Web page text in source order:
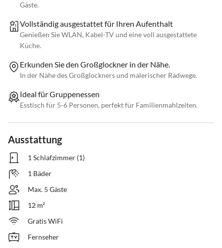
Gäste.
Vollständig ausgestattet für Ihren Aufenthalt
Genießen Sie WLAN, Kabel-TV und eine voll ausgestattete
Küche.
Erkunden Sie den Großglockner in der Nähe.
In der Nähe des Großglockners und malerischer Radwege.
Ideal für Gruppenessen
Esstisch für 5-6 Personen, perfekt für Familienmahlzeiten.
Ausstattung
1 Schlafzimmer (1)
1 Bäder
Max. 5 Gäste
12 m²
Gratis WiFi
Fernseher